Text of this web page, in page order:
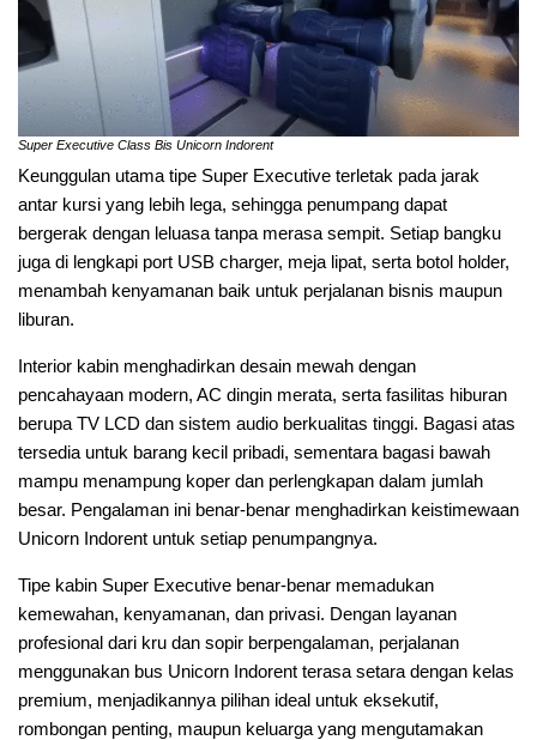
Super Executive Class Bis Unicorn Indorent
Keunggulan utama tipe Super Executive terletak pada jarak
antar kursi yang lebih lega, sehingga penumpang dapat
bergerak dengan leluasa tanpa merasa sempit. Setiap bangku
juga di lengkapi port USB charger, meja lipat, serta botol holder,
menambah kenyamanan baik untuk perjalanan bisnis maupun
liburan.
Interior kabin menghadirkan desain mewah dengan
pencahayaan modern, AC dingin merata, serta fasilitas hiburan
berupa TV LCD dan sistem audio berkualitas tinggi. Bagasi atas
tersedia untuk barang kecil pribadi, sementara bagasi bawah
mampu menampung koper dan perlengkapan dalam jumlah
besar. Pengalaman ini benar-benar menghadirkan keistimewaan
Unicorn Indorent untuk setiap penumpangnya.
Tipe kabin Super Executive benar-benar memadukan
kemewahan, kenyamanan, dan privasi. Dengan layanan
profesional dari kru dan sopir berpengalaman, perjalanan
menggunakan bus Unicorn Indorent terasa setara dengan kelas
premium, menjadikannya pilihan ideal untuk eksekutif,
rombongan penting, maupun keluarga yang mengutamakan